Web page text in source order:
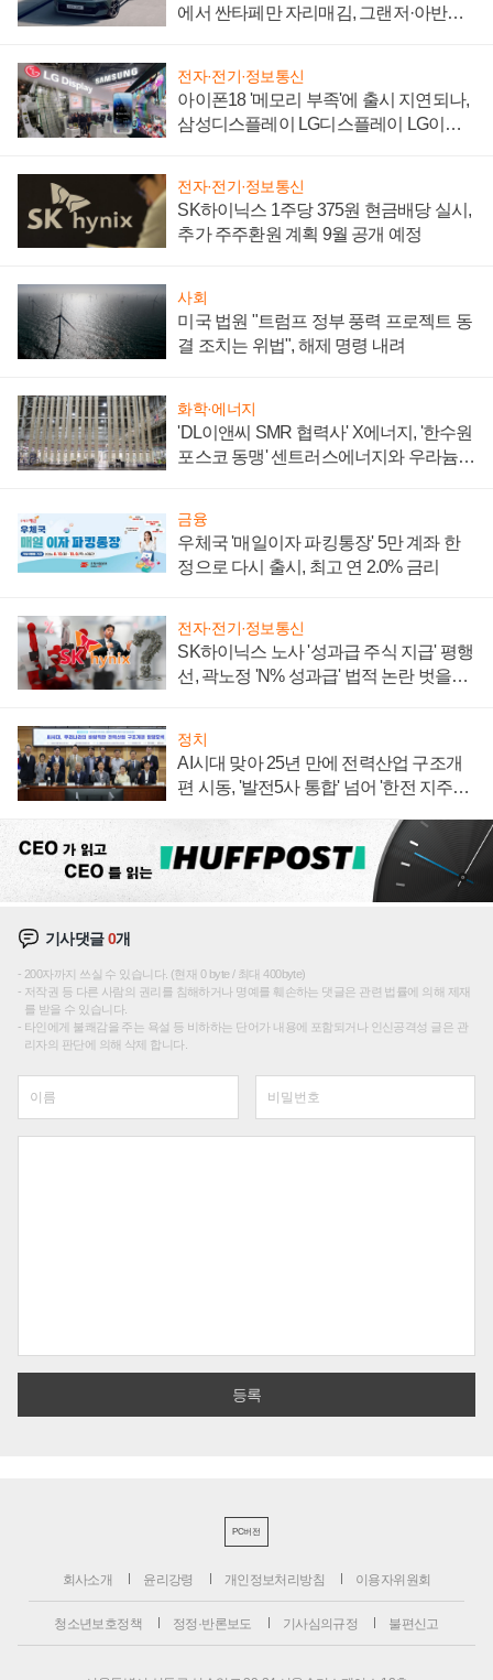
에서 싼타페만 자리매김, 그랜저·아반떼
전자·전기·정보통신
아이폰18 '메모리 부족'에 출시 지연되나,
삼성디스플레이 LG디스플레이 LG이노
전자·전기·정보통신
SK하이닉스 1주당 375원 현금배당 실시,
추가 주주환원 계획 9월 공개 예정
사회
미국 법원 "트럼프 정부 풍력 프로젝트 동
결 조치는 위법", 해제 명령 내려
화학·에너지
'DL이앤씨 SMR 협력사' X에너지, '한수원
포스코 동맹' 센트러스에너지와 우라늄
금융
우체국 '매일이자 파킹통장' 5만 계좌 한
정으로 다시 출시, 최고 연 2.0% 금리
전자·전기·정보통신
SK하이닉스 노사 '성과급 주식 지급' 평행
선, 곽노정 'N% 성과급' 법적 논란 벗을지
정치
AI시대 맞아 25년 만에 전력산업 구조개
편 시동, '발전5사 통합' 넘어 '한전 지주사'
기사댓글0개
200자까지 쓰실 수 있습니다. (현재 0 byte / 최대 400byte)
저작권 등 다른 사람의 권리를 침해하거나 명예를 훼손하는 댓글은 관련 법률에 의해 제재
를 받을 수 있습니다.
타인에게 불쾌감을 주는 욕설 등 비하하는 단어가 내용에 포함되거나 인신공격성 글은 관
리자의 판단에 의해 삭제 합니다.
PC버전
회사소개 윤리강령 개인정보처리방침 이용자위원회
청소년보호정책 정정·반론보도 기사심의규정 불편신고